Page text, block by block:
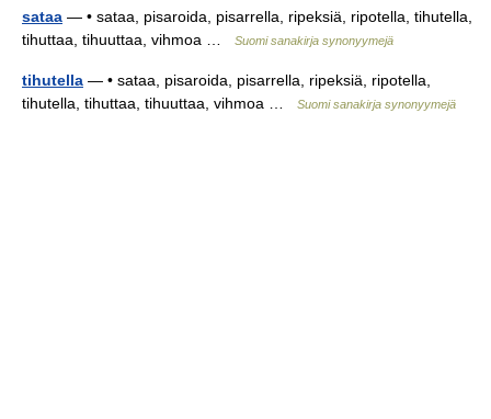
sataa — • sataa, pisaroida, pisarrella, ripeksiä, ripotella, tihutella,
tihuttaa, tihuuttaa, vihmoa …
Suomi sanakirja synonyymejä
tihutella — • sataa, pisaroida, pisarrella, ripeksiä, ripotella,
tihutella, tihuttaa, tihuuttaa, vihmoa …
Suomi sanakirja synonyymejä